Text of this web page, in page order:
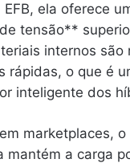
ela oferece
tensão**
internos são
rápidas, o que é
inteligente dos
marketplaces, o
mantém a carga